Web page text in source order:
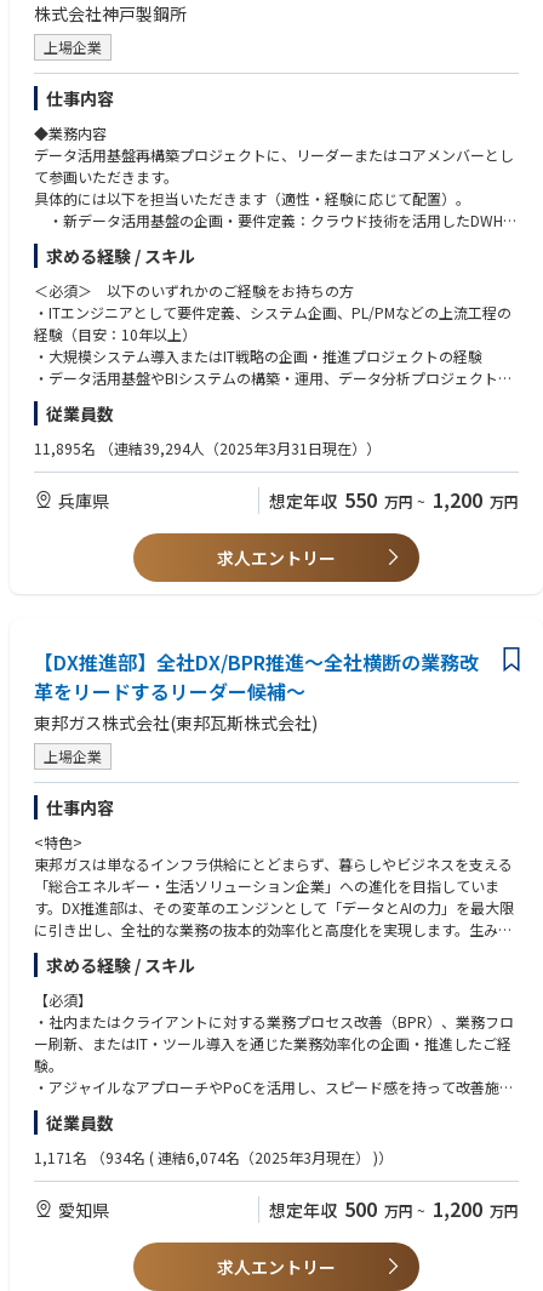
株式会社神戸製鋼所
上場企業
仕事内容
◆業務内容
データ活用基盤再構築プロジェクトに、リーダーまたはコアメンバーとし
て参画いただきます。
具体的には以下を担当いただきます（適性・経験に応じて配置）。
・新データ活用基盤の企画・要件定義：クラウド技術を活用したDWH・
データプラットフォーム・データ連携基盤の構築、データモデル設計、権
限管理・データ抽出基盤の整備。
・データ移行計画と実行管理：段階的なデータ移行の対象選別・データ
クレンジング方針の策定、関連する基幹システム刷新プロジェクトとの整
合確保。
・データマネジメント体制の構築：データ主管部署との連携、マスタ・
実績データの品質管理ルール策定、データガバナンスの定着化。
データ活用ニーズの整理、新BIツールによる業務改善企画。
・ベンダーマネジメント、プロジェクトのQCD（品質・コスト・納期）
管理
求める経験 / スキル
＜必須＞ 以下のいずれかのご経験をお持ちの方
・ITエンジニアとして要件定義、システム企画、PL/PMなどの上流工程の
経験（目安：10年以上）
・大規模システム導入またはIT戦略の企画・推進プロジェクトの経験
・データ活用基盤やBIシステムの構築・運用、データ分析プロジェクトの
経験
加えて、以下のいずれかのご経験をお持ちの方
経験
・複数部署を巻き込み、関係者との合意形成を図りながらプロジェクトを
◆データ設計・活用・運用の経験
・クラウド技術（AWS、Azure、GCP等）を活用したデータ基盤構築経験
（Snowflake、Databricks、BigQuery等）
・データ活用の経験（SQL／RDBMS、データモデリング、BIツール導入・
運用、Tableau、PowerBI、Qlik等）
・データマネジメント／データガバナンス（DMBOK等）に関する知識・
経験
◆基幹システム連携・開発の経験
・オープン系基盤の開発経験（Java、イントラマート等）
・一般的なサーバやネットワークの知識、ITアーキテクトに関する知識
・メインフレームでのプログラム製作・設計の知識（COBOL、PL/I）
従業員数
11,895名 （連結39,294人（2025年3月31日現在））
兵庫県 想定年収 550 万円 ~ 1,200 万円
求人エントリー
【DX推進部】全社DX/BPR推進～全社横断の業務改
革をリードするリーダー候補～
東邦ガス株式会社(東邦瓦斯株式会社)
上場企業
仕事内容
<特色>
東邦ガスは単なるインフラ供給にとどまらず、暮らしやビジネスを支える
「総合エネルギー・生活ソリューション企業」への進化を目指していま
す。DX推進部は、その変革のエンジンとして「データとAIの力」を最大限
に引き出し、全社的な業務の抜本的効率化と高度化を実現します。生み出
した余力や新たな知見を、お客さまへの新しいサービス価値や、持続可能
な脱炭素社会の実現（カーボンニュートラル推進）へと還元し、東海エリ
アを中心とした地域社会全体のアップデートに貢献します。
<業務内容>
全社横断の業務改革（BPR）推進担当として、業務課題の抽出から改善施
策の企画・立案、実行支援までをリードします。また、各部門が自律的に
産性向上施策の推進を担います。
■具体的には
・全社・部門横断の業務課題の分析およびBPR施策の企画・立案
・各部門の業務改善プロジェクトに対する実行支援・アドバイザリー
・プロジェクト計画策定、論点整理、ファシリテーションの実施
・各部門でBPRを継続・横展開するための仕組みの企画・運用
求める経験 / スキル
【必須】
・社内またはクライアントに対する業務プロセス改善（BPR）、業務フロ
ー刷新、またはIT・ツール導入を通じた業務効率化の企画・推進したご経
験。
・アジャイルなアプローチやPoCを活用し、スピード感を持って改善施策
を実行したご経験。
【歓迎】
・生成AI(Google Gemini、Microsoft 365 Copilot、ChatGPT、Claude)、
BIツール(Google Looker Studio、Power BI、Tableau)等を活用した業務
改善のご経験。
・プロジェクトマネジメントまたはPMOご経験。
・コンサルティングファームでの業務改善・業務改革支援ご経験。
従業員数
1,171名 （934名 ( 連結6,074名（2025年3月現在） )）
愛知県 想定年収 500 万円 ~ 1,200 万円
求人エントリー